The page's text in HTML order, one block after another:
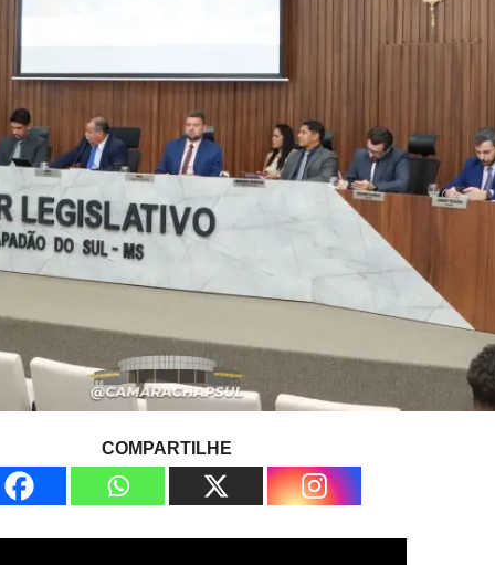
COMPARTILHE